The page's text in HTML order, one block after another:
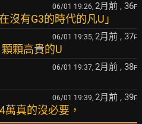
06/01 19:26, 2月前 , 36F
沒有G3的時代的凡U」
06/01 19:35, 2月前 , 37F
顆高貴的U
06/01 19:37, 2月前 , 38F
06/01 19:39, 2月前 , 39F
真的沒必要，